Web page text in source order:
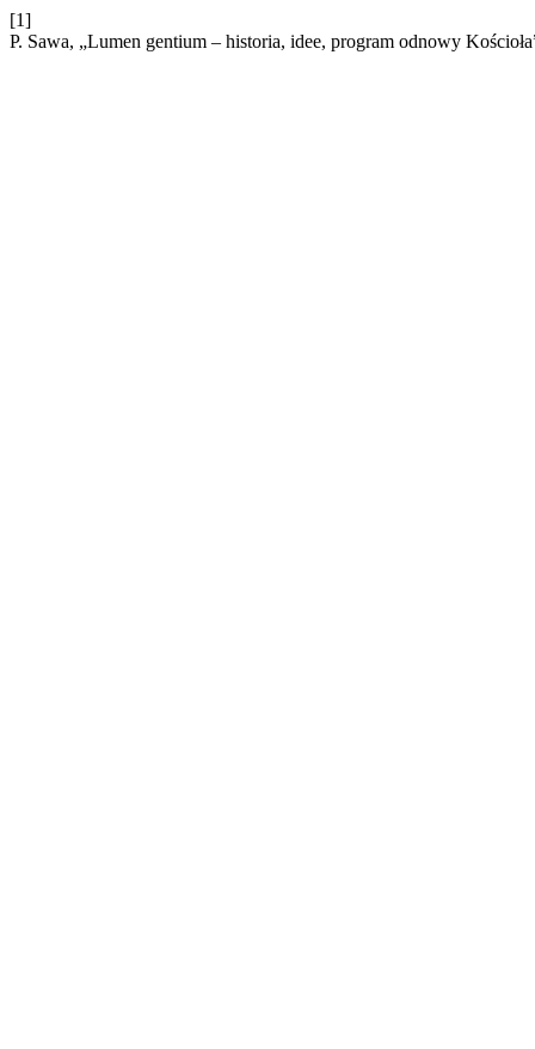
[1]
P. Sawa, „Lumen gentium – historia, idee, program odnowy